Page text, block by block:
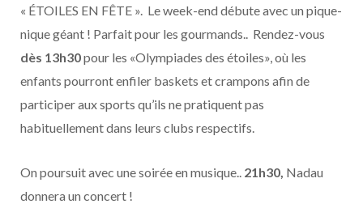
« ÉTOILES EN FÊTE ». Le week-end débute avec un pique-
nique géant ! Parfait pour les gourmands.. Rendez-vous
dès 13h30pour les «Olympiades des étoiles», où les
enfants pourront enfiler baskets et crampons afin de
participer aux sports qu’ils ne pratiquent pas
habituellement dans leurs clubs respectifs.
On poursuit avec une soirée en musique.. 21h30, Nadau
donnera un concert !